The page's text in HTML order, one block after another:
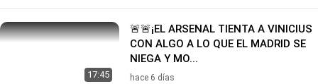
17:45
🚨🚨¡EL ARSENAL TIENTA A VINICIUS
CON ALGO A LO QUE EL MADRID SE
NIEGA Y MO...
hace 6 días